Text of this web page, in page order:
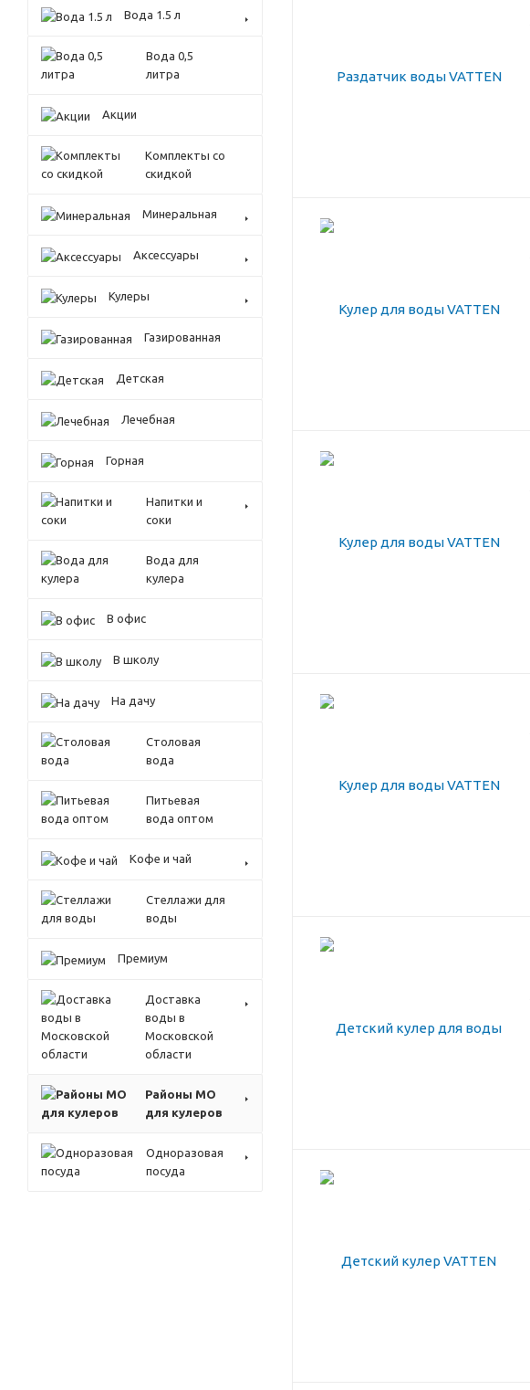
Вода 1.5 л
Вода 0,5
литра
Акции
Комплекты со
скидкой
Минеральная
Аксессуары
Кулеры
Газированная
Детская
Лечебная
Горная
Напитки и
соки
Вода для
кулера
В офис
В школу
На дачу
Столовая
вода
Питьевая
вода оптом
Кофе и чай
Стеллажи для
воды
Премиум
Доставка
воды в
Московской
области
Районы МО
для кулеров
Одноразовая
посуда